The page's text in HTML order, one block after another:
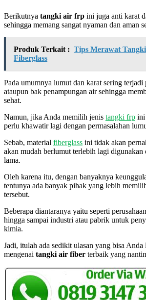
Berikutnya tangki air frp ini juga anti karat
sehingga memang sangat nyaman dan aman
Produk Terkait : Tips Merawat
Fiberglass
Pada umumnya lumut dan karat sering terjadi
ataupun bak penampungan air sehingga
sehat.
Namun, jika Anda memilih jenis tangki frp ini
perlu khawatir lagi dengan permasalahan
Sebab, material fiberglass ini tidak akan
akan mudah berlumut terlebih lagi
lama.
Oleh karena itu, dengan banyaknya
tentunya ada banyak pihak yang lebih
tersebut.
Beberapa diantaranya yaitu seperti
hingga sampai industri atau pabrik untuk
kimia.
Jadi, itulah ada sedikit ulasan yang bisa Anda
mengenai tangki air fiber terbaik yang